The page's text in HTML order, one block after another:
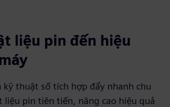
liệu pin đến hiệu
kỹ thuật số tích hợp đẩy nhanh chu
liệu pin tiên tiến, nâng cao hiệu quả